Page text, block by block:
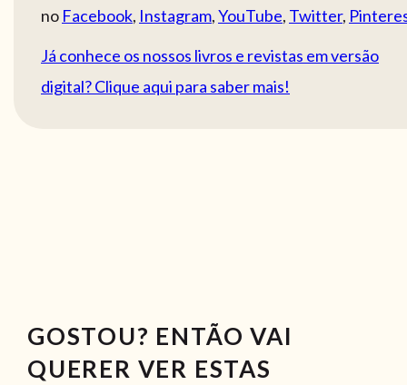
no Facebook, Instagram,YouTube, Twitter,
Já conhece os nossos livros e revistas em versão
digital? Clique aqui para saber mais!
GOSTOU? ENTÃO VAI
QUERER VER ESTAS